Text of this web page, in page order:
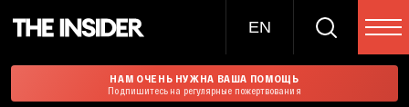
EN
НАМ ОЧЕНЬ НУЖНА ВАША ПОМОЩЬ
Подпишитесь на регулярные пожертвования